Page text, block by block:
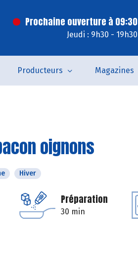
Prochaine ouverture à 09:30
Jeudi : 9h30 - 19h30
Producteurs Magazines
oignons
Hiver
Préparation
30 min